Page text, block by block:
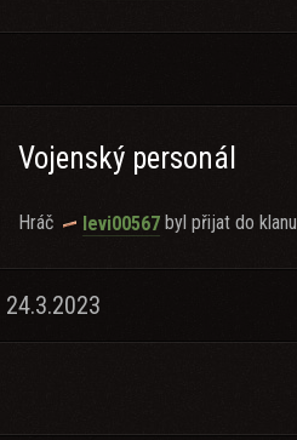
Vojenský personál
Hráč levi00567 byl přijat do